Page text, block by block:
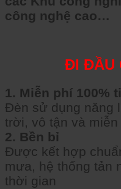
công nghệ cao…
ĐI ĐẦU
1. Miễn phí 100%
Đèn sử dụng năng
trời, vô tận và miễn
2. Bền bỉ
Được kết hợp
mưa, hệ thống tản
thời gian